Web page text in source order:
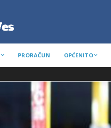
PRORAČUN OPĆENITO